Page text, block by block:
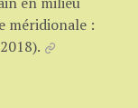
méridionale :